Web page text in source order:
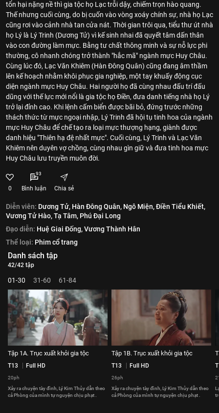
tổn hại nặng nề thì gia tộc họ Lạc trỗi dậy, chiếm trọn hào quang.
Thế nhưng cuối cùng, do bị cuốn vào vòng xoáy chính sự, nhà họ Lạc
cũng rơi vào cảnh nhà tan cửa nát. Thời gian trôi qua, tiểu thư út nhà
họ Lý là Lý Trinh (Dương Tử) vì kế sinh nhai đã quyết tâm dấn thân
vào con đường làm mực. Bằng tư chất thông minh và sự nỗ lực phi
thường, cô nhanh chóng trở thành "hắc mã" ngành mực Huy Châu.
Cùng lúc đó, Lạc Văn Khiêm (Hàn Đông Quân) cũng đang âm thầm
lên kế hoạch nhằm khôi phục gia nghiệp, một tay khuấy động cục
diện ngành mực Huy Châu. Hai người họ đã cùng nhau đấu trí đấu
dũng với thế lực mới nổi là gia tộc họ Điền, đưa danh tiếng nhà họ Lý
trở lại đỉnh cao. Khi lệnh cấm biển được bãi bỏ, đứng trước những
thách thức từ mực ngoại nhập, Lý Trinh đã hội tụ tinh hoa của ngành
mực Huy Châu để chế tạo ra loại mực thượng hạng, giành được
danh hiệu "Thiên hạ đệ nhất mực". Cuối cùng, Lý Trinh và Lạc Văn
Khiêm nên duyên vợ chồng, cùng nhau gìn giữ và đưa tinh hoa mực
Huy Châu lưu truyền muôn đời.
0
93
Bình luận Chia sẻ
Diễn viên: Dương Tử, Hàn Đông Quân, Ngô Miện,Điền Tiểu Khiết,
Vương Tử Hào,Tạ Tâm, Phú Đại Long
Đạo diễn: Huệ Giai Đống,Vương Thành Hân
Thể loại: Phim cổ trang
Danh sách tập
42/42 tập
01-30 31-60 61-84
Tập 1A. Trục xuất khỏi gia tộc
T13 Full HD
20ph
Xảy ra chuyện tày đình, Lý Kim Thủy dẫn theo
cả Phòng của mình tự nguyện chịu phạt .
Tập 1B. Trục xuất khỏi gia tộc
T13 Full HD
26ph
Xảy ra chuyện tày đình, Lý Kim Thủy dẫn theo
cả Phòng của mình tự nguyện chịu phạt .